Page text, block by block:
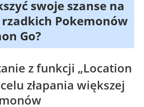
swoje szanse na
Pokemonów
Go?
z funkcji „Location
złapania większej